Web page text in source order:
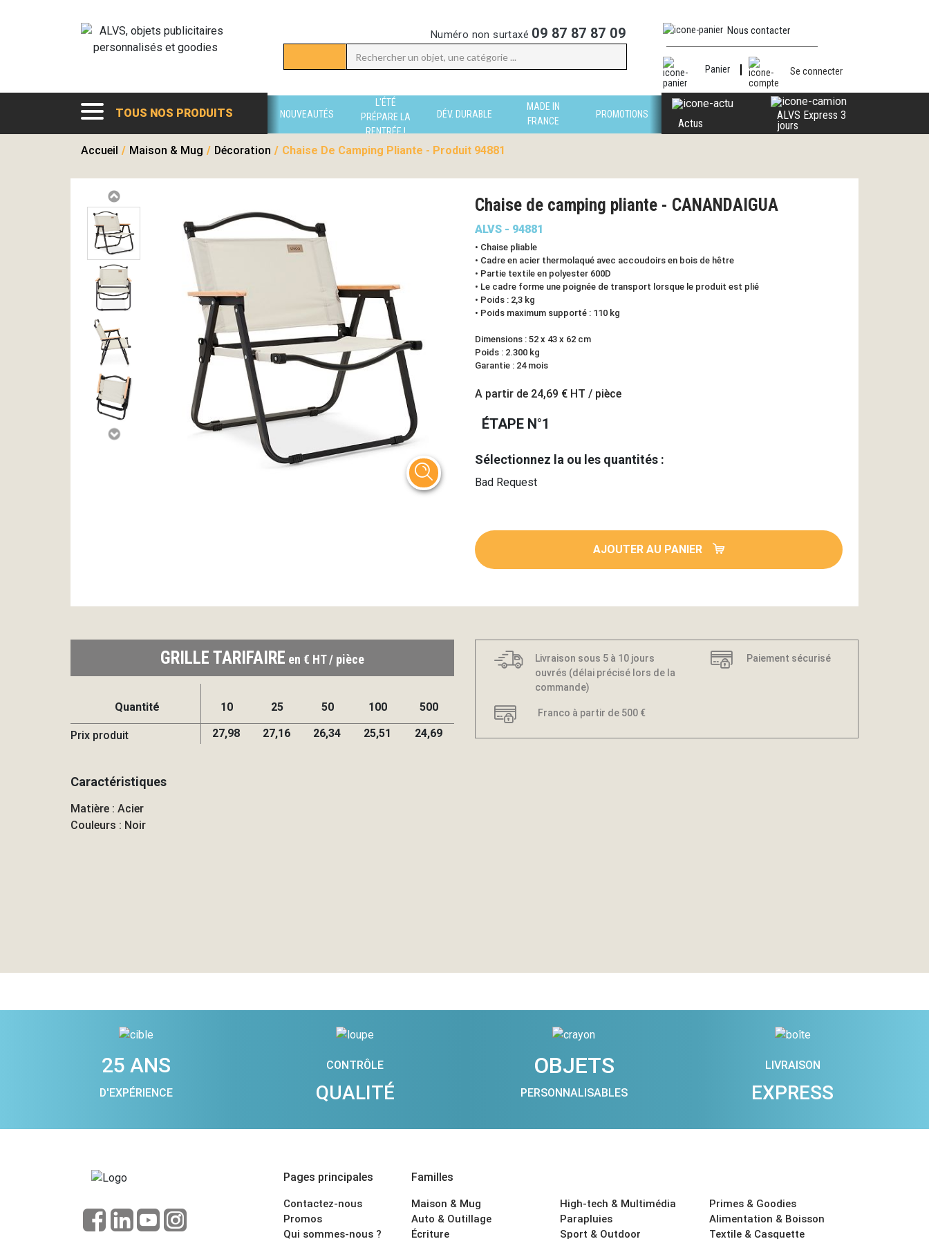
Numéro non surtaxé 09 87 87 87 09 Nous contacter
Panier Se connecter
TOUS NOS PRODUITS NOUVEAUTÉS
L'ÉTÉ
PRÉPARE LA
RENTRÉE !
DÉV. DURABLE
MADE IN
FRANCE
PROMOTIONS
Actus
ALVS Express 3
jours
Accueil / Maison & Mug / Décoration / Chaise De Camping Pliante - Produit 94881
Chaise de camping pliante - CANANDAIGUA
ALVS - 94881
• Chaise pliable
• Cadre en acier thermolaqué avec accoudoirs en bois de hêtre
• Partie textile en polyester 600D
• Le cadre forme une poignée de transport lorsque le produit est plié
• Poids : 2,3 kg
• Poids maximum supporté : 110 kg
Dimensions : 52 x 43 x 62 cm
Poids : 2.300 kg
Garantie : 24 mois
A partir de 24,69 € HT / pièce
ÉTAPE N°1
Sélectionnez la ou les quantités :
Bad Request
AJOUTER AU PANIER
GRILLE TARIFAIRE en € HT / pièce
Quantité 10 25 50 100 500
Prix produit 27,98 27,16 26,34 25,51 24,69
Caractéristiques
Matière : Acier
Couleurs : Noir
Livraison sous 5 à 10 jours
ouvrés (délai précisé lors de la
commande)
Paiement sécurisé
Franco à partir de 500 €
25 ANS
D'EXPÉRIENCE
CONTRÔLE
QUALITÉ
OBJETS
PERSONNALISABLES
LIVRAISON
EXPRESS
Pages principales
Contactez-nous
Promos
Qui sommes-nous ?
Familles
Maison & Mug
Auto & Outillage
Écriture
High-tech & Multimédia
Parapluies
Sport & Outdoor
Primes & Goodies
Alimentation & Boisson
Textile & Casquette